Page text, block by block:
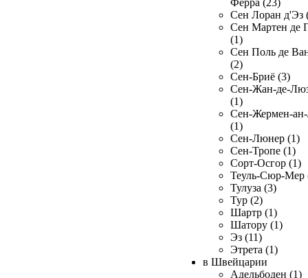
Ферра (23)
Сен Лоран д'Эз
Сен Мартен де
(1)
Сен Поль де
(2)
Сен-Бриё (3)
Сен-Жан-де-
(1)
Сен-Жермен-
(1)
Сен-Люнер (1)
Сен-Тропе (1)
Сорт-Осгор (1)
Теуль-Сюр-Мер
Тулуза (3)
Тур (2)
Шартр (1)
Шатору (1)
Эз (11)
Этрета (1)
в Швейцарии
Адельбоден (1)